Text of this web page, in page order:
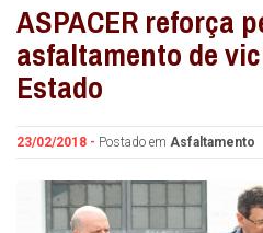
ASPACER reforça
asfaltamento de
Estado
23/02/2018 - Postado em Asfaltamento